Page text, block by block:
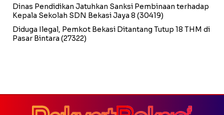
Dinas Pendidikan Jatuhkan Sanksi Pembinaan terhadap
Kepala Sekolah SDN Bekasi Jaya 8 (30419)
Diduga Ilegal, Pemkot Bekasi Ditantang Tutup 18 THM di
Pasar Bintara (27322)